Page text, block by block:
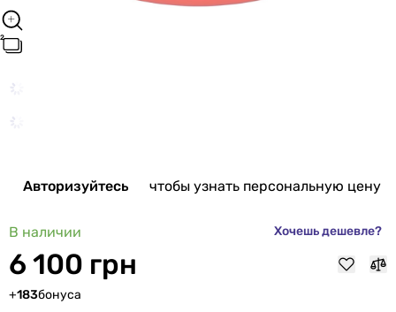
Авторизуйтесь чтобы узнать персональную цену
В наличии Хочешь дешевле?
6 100 грн
+183бонуса